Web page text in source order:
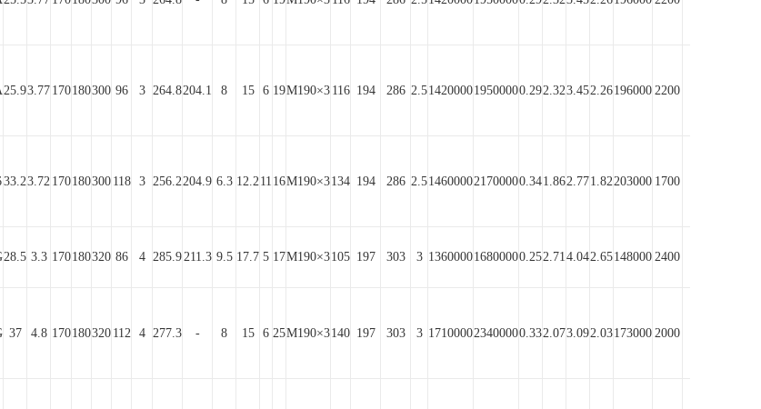
25.93.77 170180300 96 3 264.8204.1 8 15 6 19M190×3 116 194 286 2.5142000019500000.292.323.452.26196000 2200
33.23.72 170180300 118 3 256.2204.9 6.3 12.211 16M190×3134 194 286 2.5146000021700000.341.862.771.82203000 1700
28.5 3.3 170180320 86 4 285.9211.3 9.5 17.7 5 17M190×3105 197 303 3 136000016800000.252.714.042.65148000 2400
37 4.8 170180320 112 4 277.3 - 8 15 6 25M190×3140 197 303 3 171000023400000.332.073.092.03173000 2000